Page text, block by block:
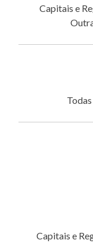
Capitais e
Capitais e